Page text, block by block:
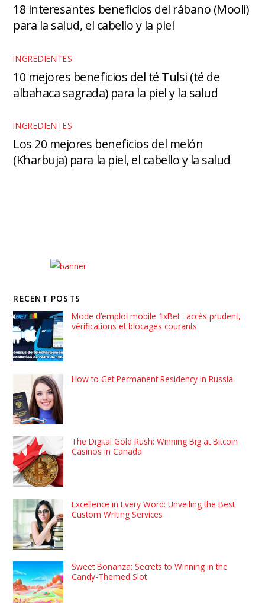
18 interesantes beneficios del rábano (Mooli)
para la salud, el cabello y la piel
INGREDIENTES
10 mejores beneficios del té Tulsi (té de
albahaca sagrada) para la piel y la salud
INGREDIENTES
Los 20 mejores beneficios del melón
(Kharbuja) para la piel, el cabello y la salud
RECENT POSTS
Mode d’emploi mobile 1xBet : accès prudent,
vérifications et blocages courants
How to Get Permanent Residency in Russia
The Digital Gold Rush: Winning Big at Bitcoin
Casinos in Canada
Excellence in Every Word: Unveiling the Best
Custom Writing Services
Sweet Bonanza: Secrets to Winning in the
Candy-Themed Slot